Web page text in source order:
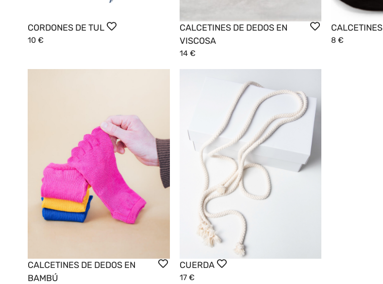
CORDONES DE TUL
10 €
CALCETINES DE DEDOS EN
VISCOSA
14 €
CALCETINES
8 €
CALCETINES DE DEDOS EN
BAMBÚ
CUERDA
17 €